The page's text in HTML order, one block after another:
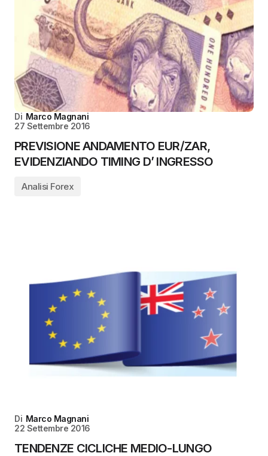
Di Marco Magnani
27 Settembre 2016
PREVISIONE ANDAMENTO EUR/ZAR,
EVIDENZIANDO TIMING D’ INGRESSO
Analisi Forex
Di Marco Magnani
22 Settembre 2016
TENDENZE CICLICHE MEDIO-LUNGO